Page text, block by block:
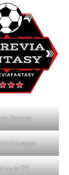
Fantasy
League
en la TV